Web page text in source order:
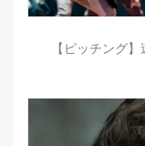
【ピッチング